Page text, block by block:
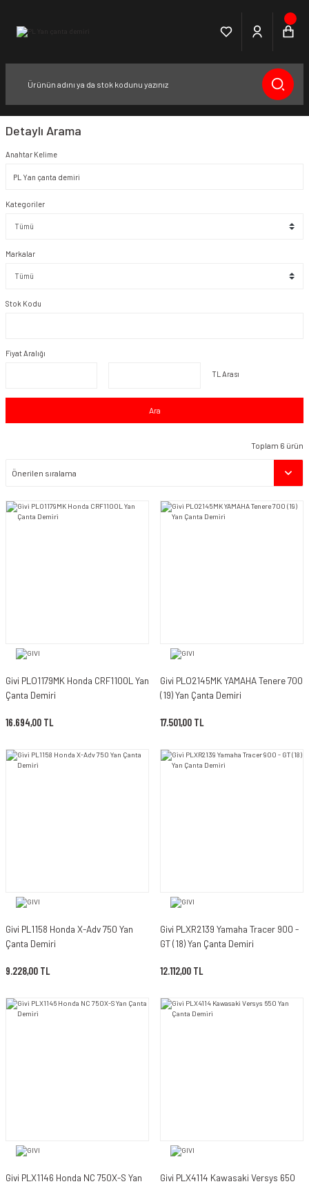
Detaylı Arama
Anahtar Kelime
Kategoriler
Markalar
Stok Kodu
Fiyat Aralığı
TL Arası
Ara
Toplam 6 ürün
Givi PLO1179MK Honda CRF1100L Yan
Çanta Demiri
16.694,00 TL
Givi PLO2145MK YAMAHA Tenere 700
(19) Yan Çanta Demiri
17.501,00 TL
Givi PL1158 Honda X-Adv 750 Yan
Çanta Demiri
9.228,00 TL
Givi PLXR2139 Yamaha Tracer 900 -
GT (18) Yan Çanta Demiri
12.112,00 TL
Givi PLX1146 Honda NC 750X-S Yan
Givi PLX4114 Kawasaki Versys 650